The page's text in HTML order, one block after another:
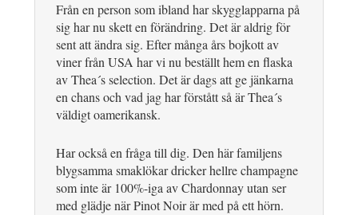
Från en person som ibland har skygglapparna på
sig har nu skett en förändring. Det är aldrig för
sent att ändra sig. Efter många års bojkott av
viner från USA har vi nu beställt hem en flaska
av Thea´s selection. Det är dags att ge jänkarna
en chans och vad jag har förstått så är Thea´s
väldigt oamerikansk.
Har också en fråga till dig. Den här familjens
blygsamma smaklökar dricker hellre champagne
som inte är 100%-iga av Chardonnay utan ser
med glädje när Pinot Noir är med på ett hörn.